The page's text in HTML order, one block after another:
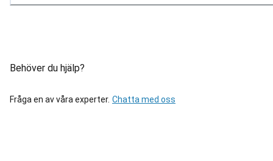
Behöver du hjälp?
Fråga en av våra experter. Chatta med oss